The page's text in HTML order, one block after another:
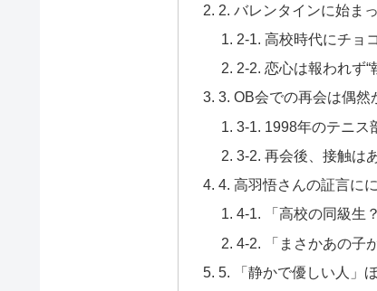
2. バレンタインに始ま
2-1. 高校時代にチョ
2-2. 恋心は報われず
3. OB会での再会は偶然
3-1. 1998年のテニス
3-2. 再会後、接触は
4. 高羽悟さんの証言に
4-1. 「高校の同級生
4-2. 「まさかあの
5. 「静かで優しい人」